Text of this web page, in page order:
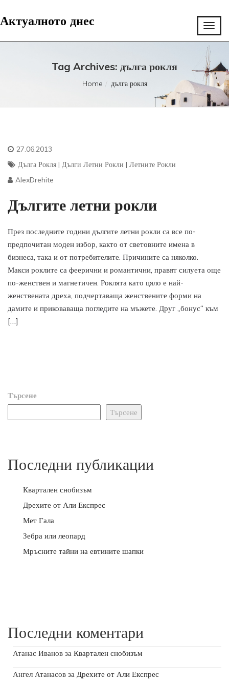
Актуалното днес
Tag Archives: дълга рокля
Home дълга рокля
27.06.2013
Дълга Рокля | Дълги Летни Рокли | Летните Рокли
AlexDrehite
Дългите летни рокли
През последните години дългите летни рокли са все по-
предпочитан моден избор, както от световните имена в
бизнеса, така и от потребителите. Причините са няколко.
Макси роклите са феерични и романтични, правят силуета още
по-женствен и магнетичен. Роклята като цяло е най-
женствената дреха, подчертаваща женствените форми на
дамите и приковаваща погледите на мъжете. Друг „бонус“ към
[…]
Търсене
Търсене
Последни публикации
Квартален снобизъм
Дрехите от Али Експрес
Мет Гала
Зебра или леопард
Мръсните тайни на евтините шапки
Последни коментари
Атанас Иванов за Квартален снобизъм
Ангел Атанасов за Дрехите от Али Експрес